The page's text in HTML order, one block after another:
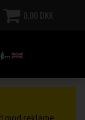
0,00 DKK